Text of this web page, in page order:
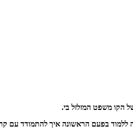
הקו משפט המזלזל בי.
ללמוד בפעם הראשונה איך להתמודד עם